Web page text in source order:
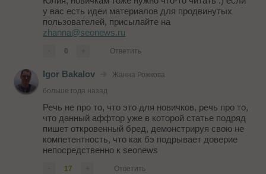
у вас есть идеи материалов для продвинутых
пользователей, присылайте на
zhanna@seonews.ru
0 Ответить
Igor Bakalov
Жанна Рожкова
больше года назад
Речь не про то, что это для новичков, речь про то,
что данный аффтор уже в которой статье подряд
пишет откровенный бред, демонстрируя свою не
компетентность, что как бэ подрывает доверие
непосредственно к seonews
17 Ответить